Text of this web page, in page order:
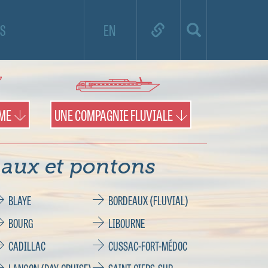
EN
de croisière et utilisez la carte pour
territoires et les pontons.
UNE COMPAGNIE FLUVIALE
et pontons
BLAYE
BORDEAUX (FLUVIAL)
BOURG
LIBOURNE
CADILLAC
CUSSAC-FORT-MÉDOC